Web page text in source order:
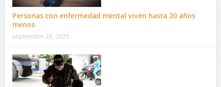
Personas con enfermedad mental viven hasta 20 años
menos
septiembre 26, 2025